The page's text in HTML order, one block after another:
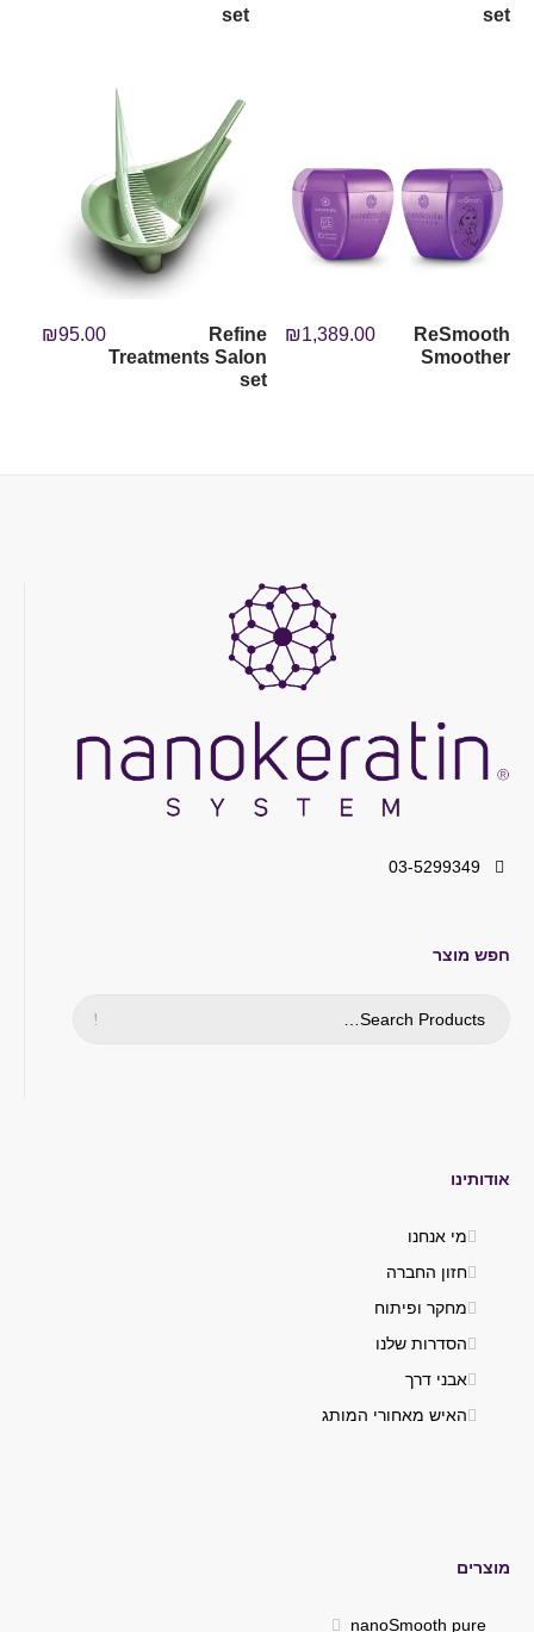
set
set
ReSmooth
Smoother
₪1,389.00
Refine
Treatments Salon
set
₪95.00
03-5299349
חפש מוצר
אודותינו
מי אנחנו
חזון החברה
מחקר ופיתוח
הסדרות שלנו
אבני דרך
האיש מאחורי המותג
מוצרים
nanoSmooth pure